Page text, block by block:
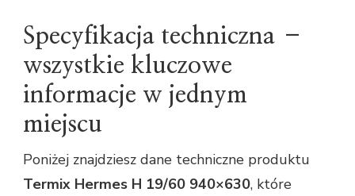
Specyfikacja techniczna –
wszystkie kluczowe
informacje w jednym
miejscu
Poniżej znajdziesz dane techniczne produktu
Termix Hermes H 19/60 940×630, które